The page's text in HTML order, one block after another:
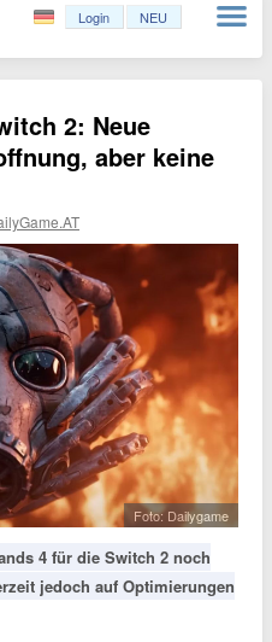
Login NEU
2: Neue
aber keine
Foto: Dailygame
4 für die Switch 2 noch
jedoch auf Optimierungen